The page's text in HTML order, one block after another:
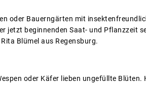
oder Bauerngärten mit
jetzt beginnenden Saat- und Pflanzzeit
Blümel aus Regensburg.
oder Käfer lieben ungefüllte